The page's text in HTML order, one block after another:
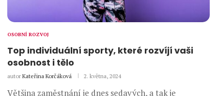
OSOBNÍ ROZVOJ
Top individuální sporty, které rozvíjí vaši
osobnost i tělo
autor Kateřina Korčáková 2. května, 2024
Většina zaměstnání je dnes sedavých, a tak je